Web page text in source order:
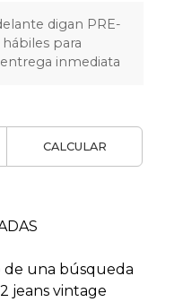
digan PRE-
para
inmediata
CALCULAR
de una búsqueda
jeans vintage